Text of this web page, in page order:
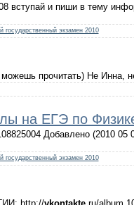
вступай и пиши в тему
государственный экзамен 2010
прочитать) Не Инна,
на ЕГЭ по
Добавлено (2010 05
государственный экзамен 2010